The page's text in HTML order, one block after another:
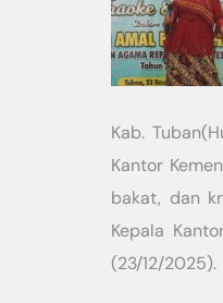
Kab.
Kantor
bakat, dan
Kepala
(23/12/2025).